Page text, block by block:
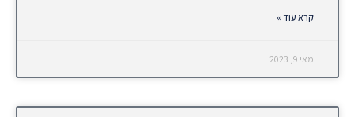
קרא עוד »
מאי 9, 2023